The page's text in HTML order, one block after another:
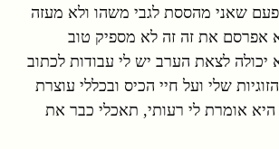
פעם שאני מהססת לגבי משהו ולא מעזה
אפרסם את זה זה לא מספיק טוב
יכולה לצאת הערב יש לי עבודות לכתוב
שלי ועל חיי הכיס ובכללי עוצרת
אומרת לי רעותי, תאכלי כבר את